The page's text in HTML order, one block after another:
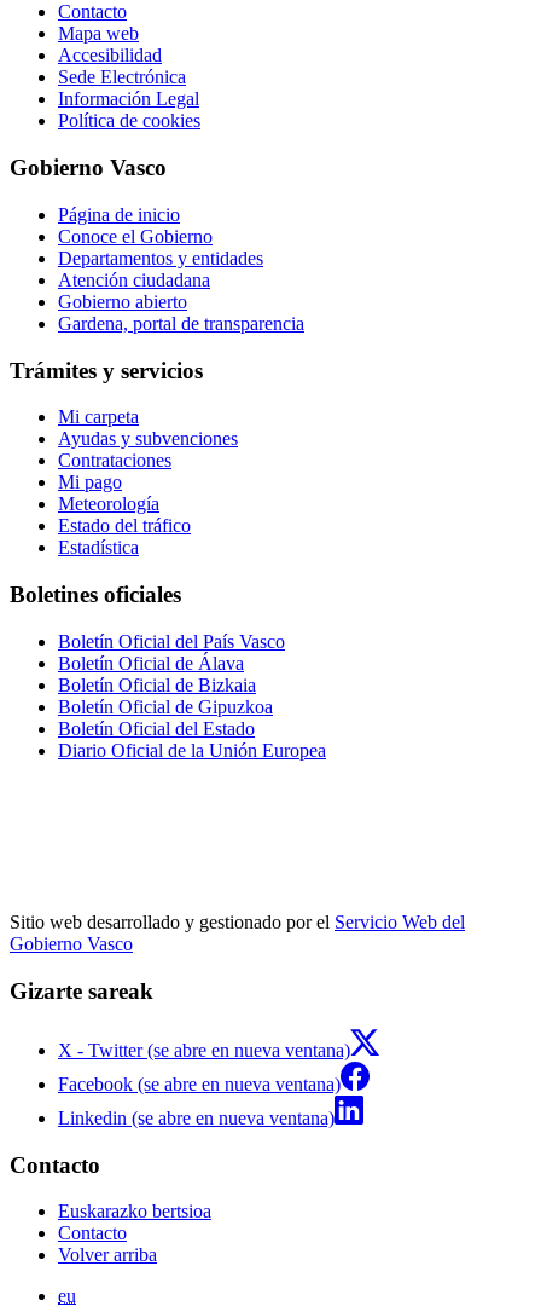
Contacto
Mapa web
Accesibilidad
Sede Electrónica
Información Legal
Política de cookies
Gobierno Vasco
Página de inicio
Conoce el Gobierno
Departamentos y entidades
Atención ciudadana
Gobierno abierto
Gardena, portal de transparencia
Trámites y servicios
Mi carpeta
Ayudas y subvenciones
Contrataciones
Mi pago
Meteorología
Estado del tráfico
Estadística
Boletines oficiales
Boletín Oficial del País Vasco
Boletín Oficial de Álava
Boletín Oficial de Bizkaia
Boletín Oficial de Gipuzkoa
Boletín Oficial del Estado
Diario Oficial de la Unión Europea
Sitio web desarrollado y gestionado por el Servicio Web del
Gobierno Vasco
Gizarte sareak
X - Twitter (se abre en nueva ventana)
Facebook (se abre en nueva ventana)
Linkedin (se abre en nueva ventana)
Contacto
Euskarazko bertsioa
Contacto
Volver arriba
eu